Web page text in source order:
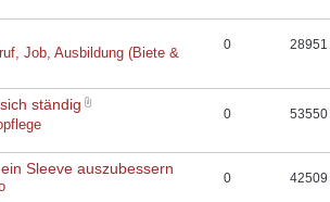
Job, Ausbildung (Biete &
0 28951
ständig
0 53550
Sleeve auszubessern
0 42509